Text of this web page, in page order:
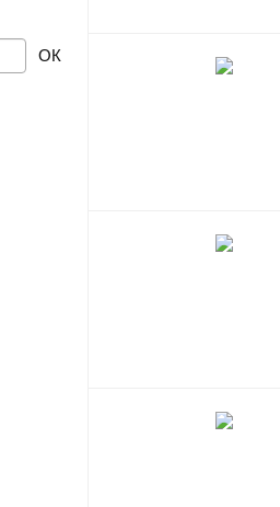
ОК